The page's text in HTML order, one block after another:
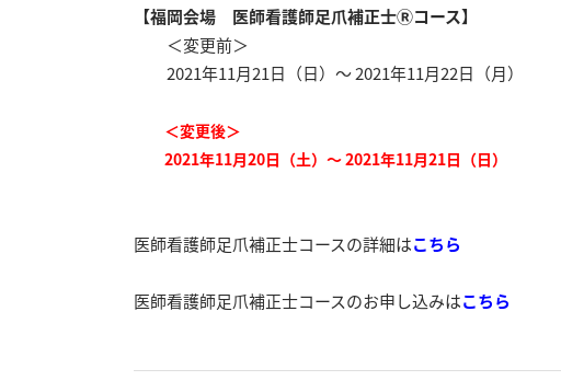
【福岡会場 医師看護師足爪補正士Ⓡコース】
＜変更前＞
2021年11月21日（日）～ 2021年11月22日（月）
＜変更後＞
2021年11月20日（土）～ 2021年11月21日（日）
医師看護師足爪補正士コースの詳細はこちら
医師看護師足爪補正士コースのお申し込みはこちら